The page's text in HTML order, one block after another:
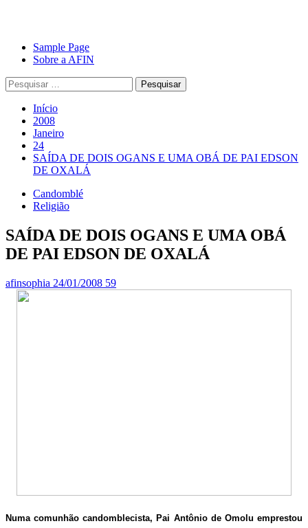
Avançar
para
conteúdo
Primary
Menu
Sample Page
Sobre a AFIN
Pesquisar
por:
Início
2008
Janeiro
24
SAÍDA DE DOIS OGANS E UMA OBÁ DE PAI EDSON
DE OXALÁ
Candomblé
Religião
SAÍDA DE DOIS OGANS E UMA OBÁ
DE PAI EDSON DE OXALÁ
afinsophia 24/01/2008 59
Numa comunhão candomblecista, Pai Antônio de Omolu emprestou